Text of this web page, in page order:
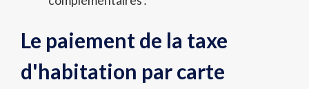
Le paiement de la taxe
d'habitation par carte